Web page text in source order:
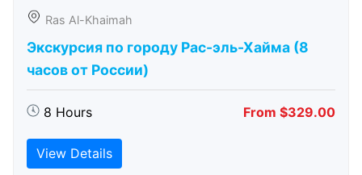
Ras Al-Khaimah
Экскурсия по городу Рас-эль-Хайма (8
часов от России)
8 Hours From $329.00
View Details